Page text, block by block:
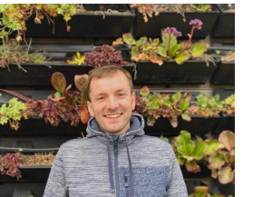
dobrý nápad ta místa hledat n